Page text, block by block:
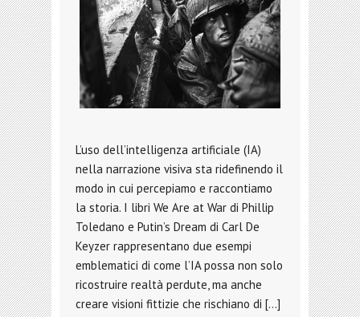
L’uso dell’intelligenza artificiale (IA)
nella narrazione visiva sta ridefinendo il
modo in cui percepiamo e raccontiamo
la storia. I libri We Are at War di Phillip
Toledano e Putin’s Dream di Carl De
Keyzer rappresentano due esempi
emblematici di come l’IA possa non solo
ricostruire realtà perdute, ma anche
creare visioni fittizie che rischiano di […]